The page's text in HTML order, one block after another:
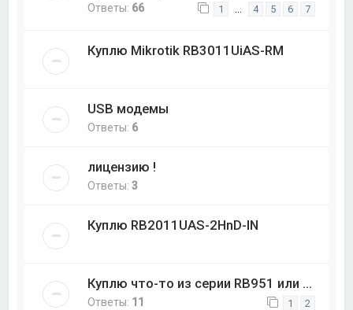
Ответы: 66 1 4 5 6 7
Куплю Mikrotik RB3011UiAS-RM
USB модемы
Ответы: 6
лицензию !
Ответы:3
Куплю RB2011UAS-2HnD-IN
Куплю что-то из серии RB951 или ...
Ответы: 11 1 2